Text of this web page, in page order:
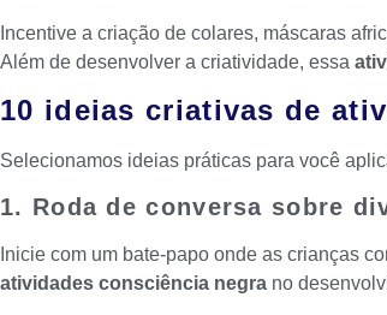
Incentive a criação de colares, máscaras
Além de desenvolver a criatividade, essa
10 ideias criativas de
Selecionamos ideias práticas para você
1. Roda de conversa sobre
Inicie com um bate-papo onde as crianças
atividades consciência negra no